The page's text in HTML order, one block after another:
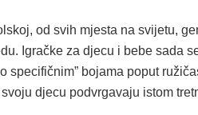
od svih mjesta na svijetu,
Igračke za djecu i bebe sada
specifičnim” bojama poput
djecu podvrgavaju istom